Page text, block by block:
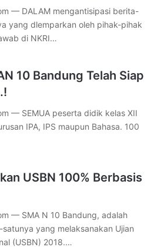
— DALAM mengantisipasi berita-
yang dlemparkan oleh pihak-pihak
di NKRI…
10 Bandung Telah Siap
— SEMUA peserta didik kelas XII
IPA, IPS maupun Bahasa. 100
USBN 100% Berbasis
— SMA N 10 Bandung, adalah
yang melaksanakan Ujian
(USBN) 2018.…